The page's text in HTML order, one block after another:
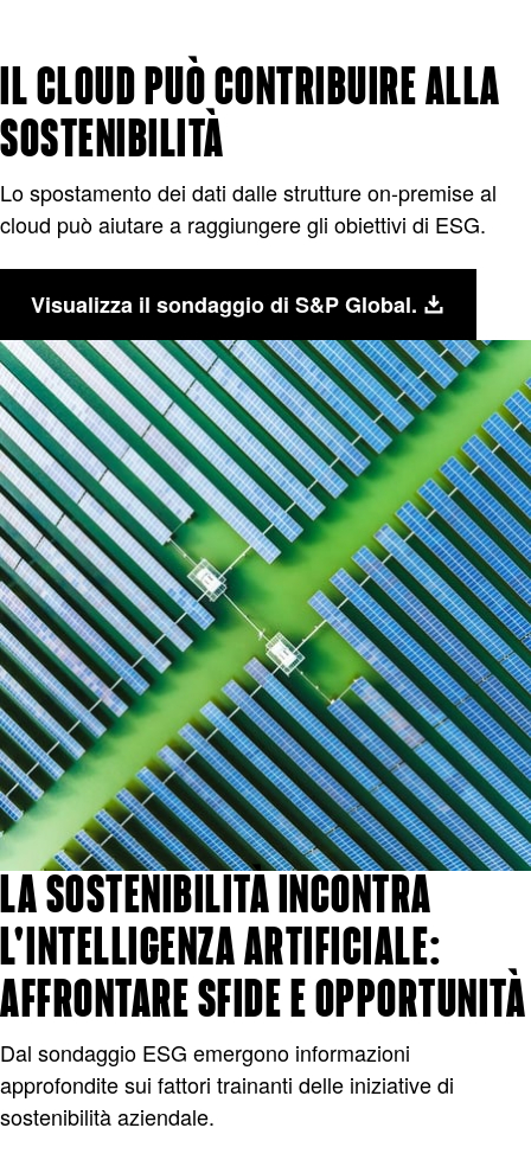
IL CLOUD PUÒ CONTRIBUIRE ALLA
SOSTENIBILITÀ
Lo spostamento dei dati dalle strutture on-premise al
cloud può aiutare a raggiungere gli obiettivi di ESG.
Visualizza il sondaggio di S&P Global.
LA SOSTENIBILITÀ INCONTRA
L'INTELLIGENZA ARTIFICIALE:
AFFRONTARE SFIDE E OPPORTUNITÀ
Dal sondaggio ESG emergono informazioni
approfondite sui fattori trainanti delle iniziative di
sostenibilità aziendale.